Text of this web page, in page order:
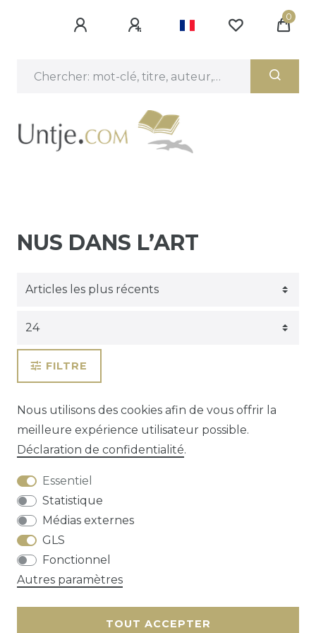
0
NUS DANS L’ART
FILTRE
Droit de rétractation
confidentialité
Nous utilisons des cookies afin de vous offrir la
meilleure expérience utilisateur possible.
Déclaration de confidentialité.
Essentiel
Statistique
Médias externes
GLS
Fonctionnel
Autres paramètres
TOUT ACCEPTER